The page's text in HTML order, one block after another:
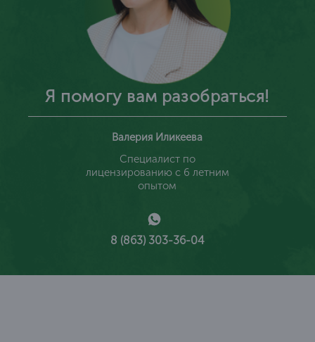
Я помогу вам разобраться!
Валерия Иликеева
Специалист по
лицензированию с 6 летним
опытом
8 (863) 303-36-04